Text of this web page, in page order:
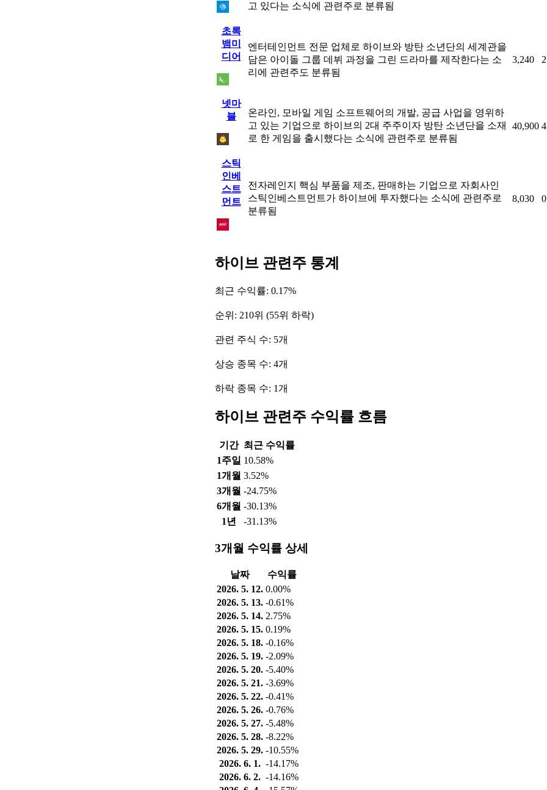
고 있다는 소식에 관련주로 분류됨
초록
뱀미
디어
엔터테인먼트 전문 업체로 하이브와 방탄 소년단의 세계관을
담은 아이돌 그룹 데뷔 과정을 그린 드라마를 제작한다는 소
리에 관련주도 분류됨
3,240
넷마
블
온라인, 모바일 게임 소프트웨어의 개발, 공급 사업을 영위하
고 있는 기업으로 하이브의 2대 주주이자 방탄 소년단을 소재
로 한 게임을 출시했다는 소식에 관련주로 분류됨
40,900
스틱
인베
스트
먼트
전자레인지 핵심 부품을 제조, 판매하는 기업으로 자회사인
스틱인베스트먼트가 하이브에 투자했다는 소식에 관련주로
분류됨
8,030
하이브 관련주 통계
최근 수익률: 0.17%
순위: 210위 (55위 하락)
관련 주식 수: 5개
상승 종목 수: 4개
하락 종목 수: 1개
하이브 관련주 수익률 흐름
기간 최근 수익률
1주일 10.58%
1개월 3.52%
3개월 -24.75%
6개월 -30.13%
1년
-31.13%
3개월 수익률 상세
날짜
수익률
2026. 5. 12. 0.00%
2026. 5. 13. -0.61%
2026. 5. 14. 2.75%
2026. 5. 15. 0.19%
2026. 5. 18. -0.16%
2026. 5. 19. -2.09%
2026. 5. 20. -5.40%
2026. 5. 21. -3.69%
2026. 5. 22. -0.41%
2026. 5. 26. -0.76%
2026. 5. 27. -5.48%
2026. 5. 28. -8.22%
2026. 5. 29. -10.55%
2026. 6. 1. -14.17%
2026. 6. 2. -14.16%